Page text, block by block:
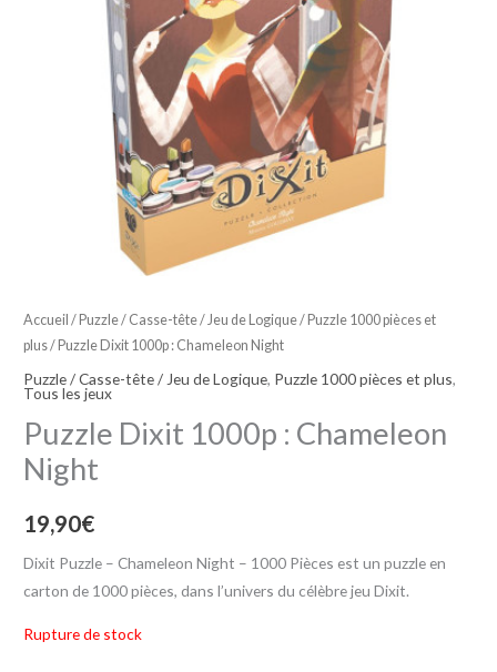
Accueil / Puzzle / Casse-tête / Jeu de Logique/ Puzzle 1000 pièces et
plus/ Puzzle Dixit 1000p : Chameleon Night
Puzzle / Casse-tête / Jeu de Logique, Puzzle 1000 pièces et plus,
Tous les jeux
Puzzle Dixit 1000p : Chameleon
Night
19,90€
Dixit Puzzle – Chameleon Night – 1000 Pièces est un puzzle en
carton de 1000 pièces, dans l’univers du célèbre jeu Dixit.
Rupture de stock